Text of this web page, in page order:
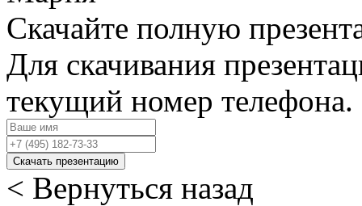
Скачайте полную
Для скачивания
текущий номер телефона.
Скачать презентацию
< Вернуться назад